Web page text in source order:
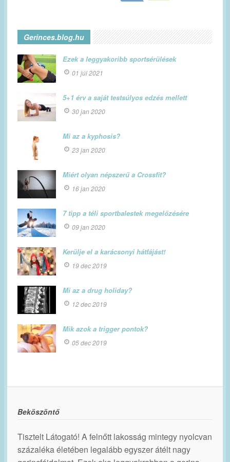
Gerinces.blog.hu
Ezek a leggyakoribb sportsérülések
01 júl 2021
5+1 érv a saját testsúlyos edzés mellett
30 jan 2020
Mi az a kyphosis?
23 jan 2020
Miért olyan népszerű a Crossfit?
16 jan 2020
7 tipp a téli sportbalestek megelőzésére
09 jan 2020
Kerülje el a karácsonyi hátfájást!
19 dec 2019
Mi az a drug holiday?
12 dec 2019
Mik azok a trigger pontok?
05 dec 2019
Beköszöntő
Tisztelt Látogató! A felnőtt lakosság mintegy nyolcvan
százaléka életében legalább egyszer átélt nagy